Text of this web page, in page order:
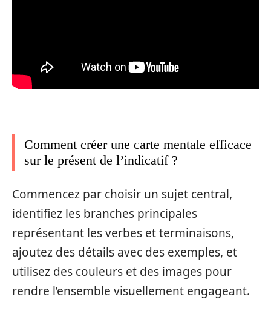
Comment créer une carte mentale efficace
sur le présent de l’indicatif ?
Commencez par choisir un sujet central,
identifiez les branches principales
représentant les verbes et terminaisons,
ajoutez des détails avec des exemples, et
utilisez des couleurs et des images pour
rendre l’ensemble visuellement engageant.